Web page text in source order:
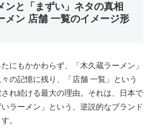
ンと「まずい」ネタの真相
メン 店舗 一覧のイメージ形
にもかかわらず、「木久蔵ラーメン」
の記憶に残り、「店舗 一覧」という
れ続ける最大の理由。それは、日本で
ラーメン」という、逆説的なブランド
。